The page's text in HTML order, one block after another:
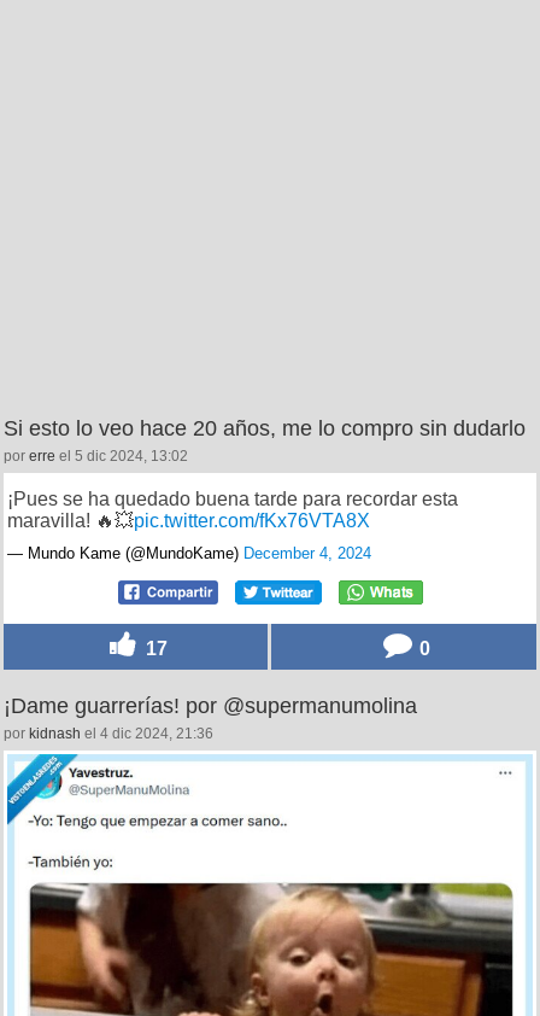
Si esto lo veo hace 20 años, me lo compro sin dudarlo
por erre el 5 dic 2024, 13:02
¡Pues se ha quedado buena tarde para recordar esta
maravilla! 🔥💥pic.twitter.com/fKx76VTA8X
— Mundo Kame (@MundoKame) December 4, 2024
17 0
¡Dame guarrerías! por @supermanumolina
por kidnash el 4 dic 2024, 21:36